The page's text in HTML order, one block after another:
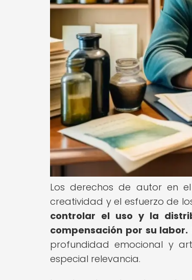
Los derechos de autor en
creatividad y el esfuerzo de
controlar el uso y la
compensación por su labor.
profundidad emocional y
especial relevancia.